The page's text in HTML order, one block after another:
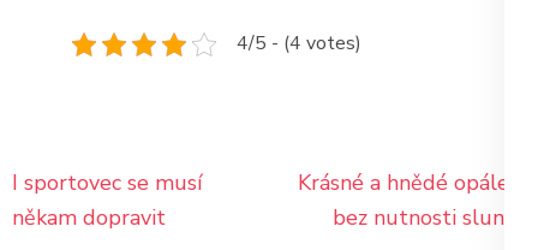
4/5 - (4 votes)
Navigace
pro
I sportovec se musí
někam dopravit
Krásné a hnědé opálení
bez nutnosti slunce